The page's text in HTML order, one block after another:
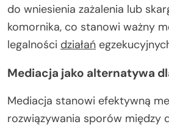
do wniesienia zażalenia lub
komornika, co stanowi ważny
legalności działań
Mediacja jako alternatywa
Mediacja stanowi efektywną
rozwiązywania sporów między